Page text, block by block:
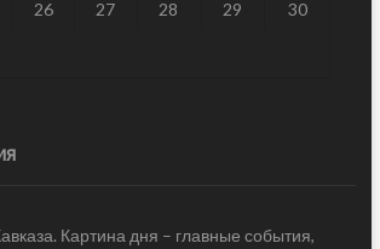
26 27 28 29 30
Картина дня – главные события,